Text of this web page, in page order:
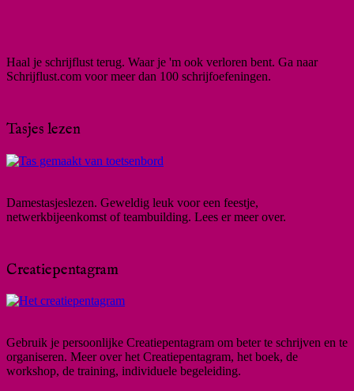
Haal je schrijflust terug. Waar je 'm ook verloren bent. Ga naar
Schrijflust.com voor meer dan 100 schrijfoefeningen.
Tasjes lezen
Damestasjeslezen. Geweldig leuk voor een feestje,
netwerkbijeenkomst of teambuilding. Lees er meer over.
Creatiepentagram
Gebruik je persoonlijke Creatiepentagram om beter te schrijven en te
organiseren. Meer over het Creatiepentagram, het boek, de
workshop, de training, individuele begeleiding.